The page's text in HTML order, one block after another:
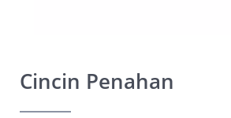
Cincin Penahan